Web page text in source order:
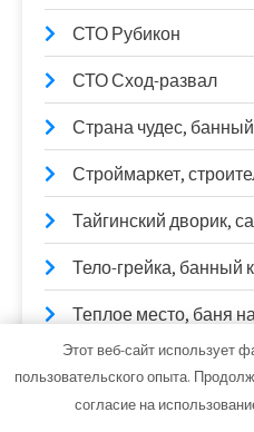
СТО Рубикон
СТО Сход-развал
Страна чудес,
Строймаркет,
Тайгинский дворик,
Тело-грейка, банный
Теплое место, баня
Теремок, баня
Терминал-АвтоПлюс
Этот веб-сайт использует
пользовательского опыта.
согласие на